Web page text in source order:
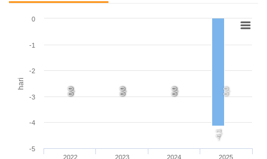
hari
0,0 0,0 0,0
-4,1
0,0 0,0 0,0 0,0
2022 2023 2024 2025
-5
-4
-3
-2
-1
0